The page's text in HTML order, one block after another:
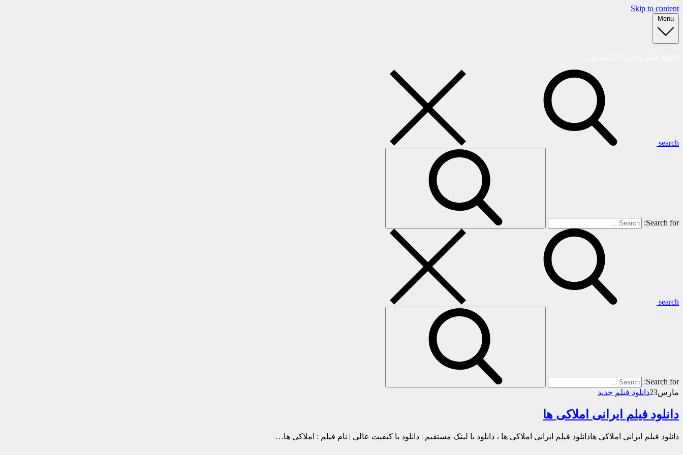
Skip to content
Menu
search
Search for:
search
Search for:
مارس23دانلود فیلم جدید
دانلود فیلم ایرانی املاکی ها
دانلود فیلم ایرانی املاکی هادانلود فیلم ایرانی املاکی ها ، دانلود با لینک مستقیم | دانلود با کیفیت عالی | نام فیلم : املاکی ها…